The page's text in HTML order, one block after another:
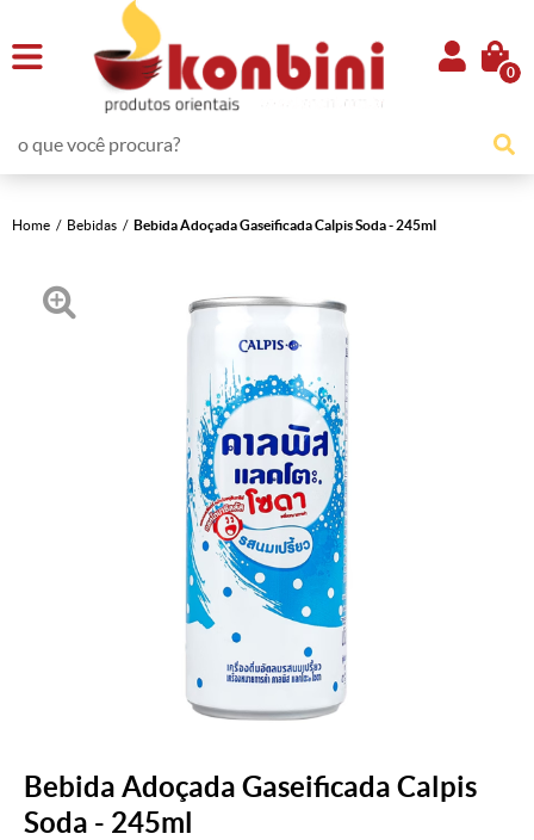
0
Home Bebidas Bebida Adoçada Gaseificada Calpis Soda - 245ml
Bebida Adoçada Gaseificada Calpis
Soda - 245ml